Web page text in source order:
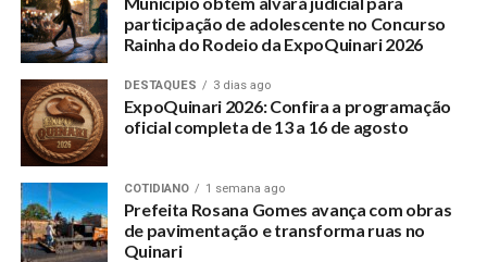
participação de adolescente no Concurso
Rainha do Rodeio da ExpoQuinari 2026
DESTAQUES 3 dias ago
ExpoQuinari 2026: Confira a programação
oficial completa de 13 a 16 de agosto
COTIDIANO 1 semana ago
Prefeita Rosana Gomes avança com obras
de pavimentação e transforma ruas no
Quinari